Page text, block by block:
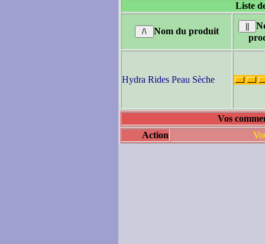
Liste
Nom du produit
Hydra Rides Peau Sèche
Vos
Action